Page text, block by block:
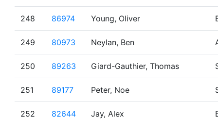
248 86974 Young, Oliver
249 80973 Neylan, Ben
250 89263 Giard-Gauthier, Thomas
251 89177 Peter, Noe
252 82644 Jay, Alex